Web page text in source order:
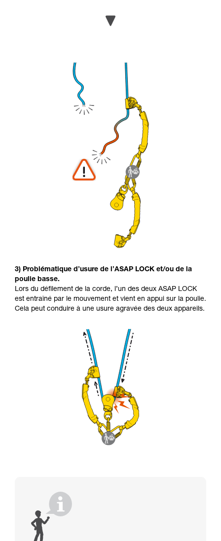
3) Problématique d’usure de l’ASAP LOCK et/ou de la
poulie basse.
Lors du défilement de la corde, l’un des deux ASAP LOCK
est entraîné par le mouvement et vient en appui sur la poulie.
Cela peut conduire à une usure agravée des deux appareils.